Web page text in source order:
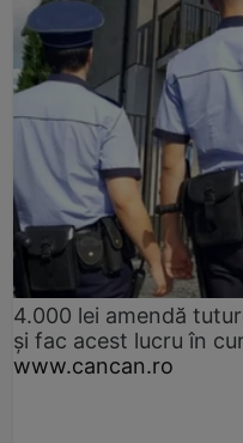
4.000 lei amendă
și fac acest lucru în
www.cancan.ro